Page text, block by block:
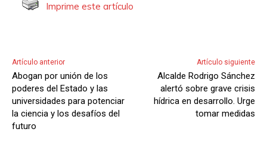
Imprime este artículo
Artículo anterior
Abogan por unión de los
poderes del Estado y las
universidades para potenciar
la ciencia y los desafíos del
futuro
Artículo siguiente
Alcalde Rodrigo Sánchez
alertó sobre grave crisis
hídrica en desarrollo. Urge
tomar medidas